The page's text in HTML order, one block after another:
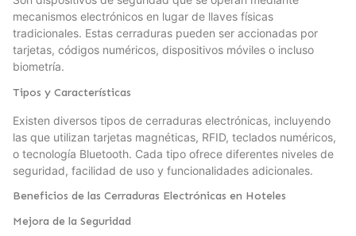
mecanismos electrónicos en lugar de llaves físicas
tradicionales. Estas cerraduras pueden ser accionadas por
tarjetas, códigos numéricos, dispositivos móviles o incluso
biometría.
Tipos y Características
Existen diversos tipos de cerraduras electrónicas, incluyendo
las que utilizan tarjetas magnéticas, RFID, teclados numéricos,
o tecnología Bluetooth. Cada tipo ofrece diferentes niveles de
seguridad, facilidad de uso y funcionalidades adicionales.
Beneficios de las Cerraduras Electrónicas en Hoteles
Mejora de la Seguridad